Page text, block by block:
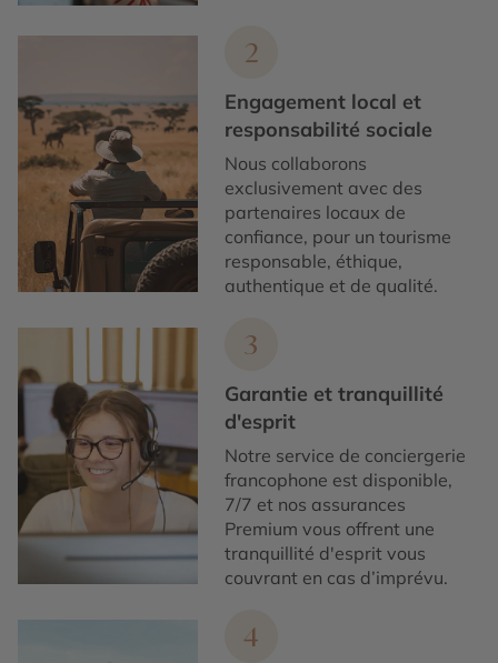
2
Engagement local et
responsabilité sociale
Nous collaborons
exclusivement avec des
partenaires locaux de
confiance, pour un tourisme
responsable, éthique,
authentique et de qualité.
3
Garantie et tranquillité
d'esprit
Notre service de conciergerie
francophone est disponible,
7/7 et nos assurances
Premium vous offrent une
tranquillité d'esprit vous
couvrant en cas d’imprévu.
4